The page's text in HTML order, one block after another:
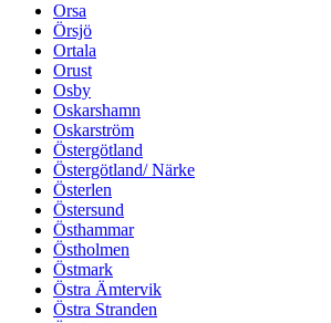
Orsa
Örsjö
Ortala
Orust
Osby
Oskarshamn
Oskarström
Östergötland
Östergötland/ Närke
Österlen
Östersund
Östhammar
Östholmen
Östmark
Östra Ämtervik
Östra Stranden